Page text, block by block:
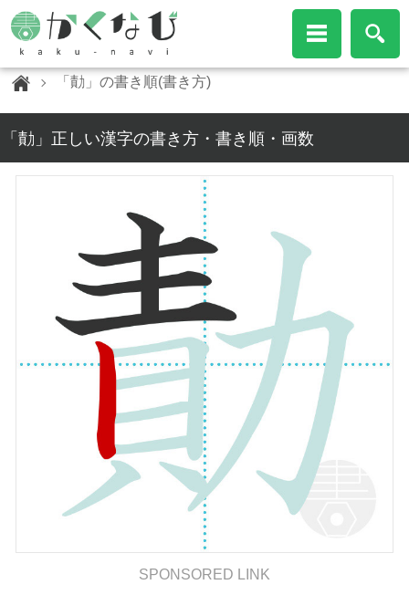
「勣」の書き順(書き方)
「勣」正しい漢字の書き方・書き順・画数
SPONSORED LINK